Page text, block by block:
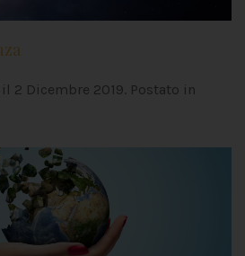
2 Dicembre 2019. Postato in